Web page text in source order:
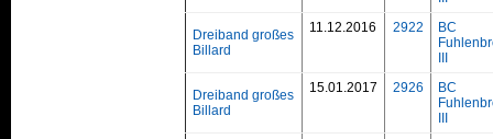
Dreiband großes
Billard
11.12.2016 2922
BC
Dreiband großes
Billard
15.01.2017 2926
BC